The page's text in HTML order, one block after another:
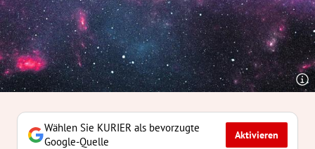
Untermenü
Untermenü
Untermenü
UntermenüWählen Sie KURIER als bevorzugte
Google-Quelle
Aktivieren